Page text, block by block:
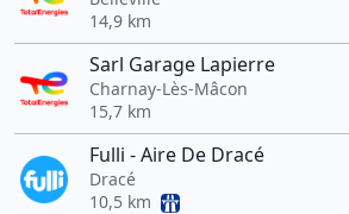
14,9 km
Sarl Garage Lapierre
Charnay-Lès-Mâcon
15,7 km
Fulli - Aire De Dracé
Dracé
10,5 km